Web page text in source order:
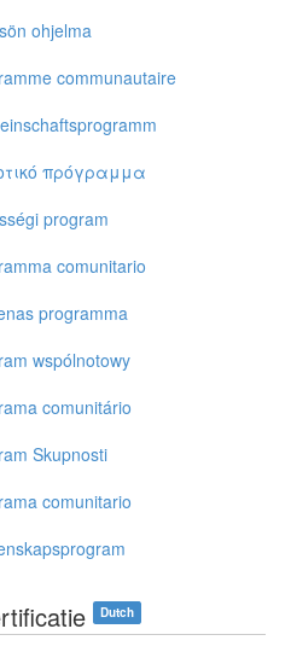
ohjelma
communautaire
πρόγραμμα
program
comunitario
programma
wspólnotowy
comunitário
Skupnosti
comunitario
Dutch